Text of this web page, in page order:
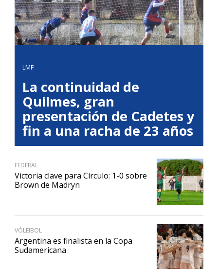
LMF
La continuidad de
Quilmes, gran
presentación de Cadetes y
fin a una racha de 23 años
FEDERAL
Victoria clave para Círculo: 1-0 sobre
Brown de Madryn
VÓLEIBOL
Argentina es finalista en la Copa
Sudamericana